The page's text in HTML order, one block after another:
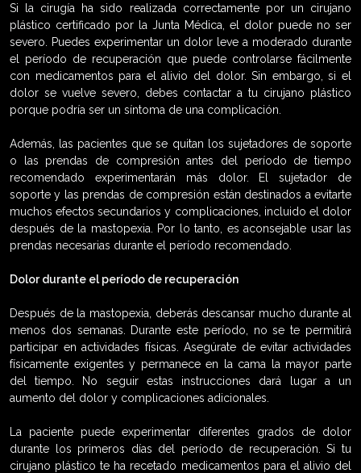
Si la cirugía ha sido realizada correctamente por un cirujano
plástico certificado por la Junta Médica, el dolor puede no ser
severo. Puedes experimentar un dolor leve a moderado durante
el período de recuperación que puede controlarse fácilmente
con medicamentos para el alivio del dolor. Sin embargo, si el
dolor se vuelve severo, debes contactar a tu cirujano plástico
porque podría ser un síntoma de una complicación.
Además, las pacientes que se quitan los sujetadores de soporte
o las prendas de compresión antes del período de tiempo
recomendado experimentarán más dolor. El sujetador de
soporte y las prendas de compresión están destinados a evitarte
muchos efectos secundarios y complicaciones, incluido el dolor
después de la mastopexia. Por lo tanto, es aconsejable usar las
prendas necesarias durante el período recomendado.
Dolor durante el período de recuperación
Después de la mastopexia, deberás descansar mucho durante al
menos dos semanas. Durante este período, no se te permitirá
participar en actividades físicas. Asegúrate de evitar actividades
físicamente exigentes y permanece en la cama la mayor parte
del tiempo. No seguir estas instrucciones dará lugar a un
aumento del dolor y complicaciones adicionales.
La paciente puede experimentar diferentes grados de dolor
durante los primeros días del período de recuperación. Si tu
cirujano plástico te ha recetado medicamentos para el alivio del